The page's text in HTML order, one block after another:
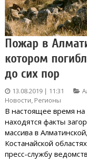
Пожар в
котором
до сих пор
13.08.2019 | 11:31
Новости, Регионы
В настоящее время
находятся факты
массива в
Костанайской
пресс-службу